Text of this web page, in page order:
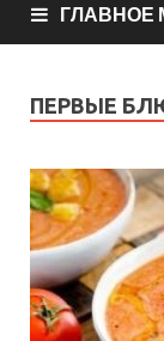
ГЛАВНОЕ
ПЕРВЫЕ